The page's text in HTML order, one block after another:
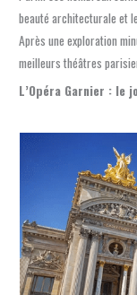
beauté architecturale et
Après une exploration
meilleurs théâtres
L’Opéra Garnier : le